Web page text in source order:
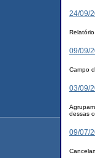
24/09/
09/09/
Campo
03/09/
dessas
09/07/